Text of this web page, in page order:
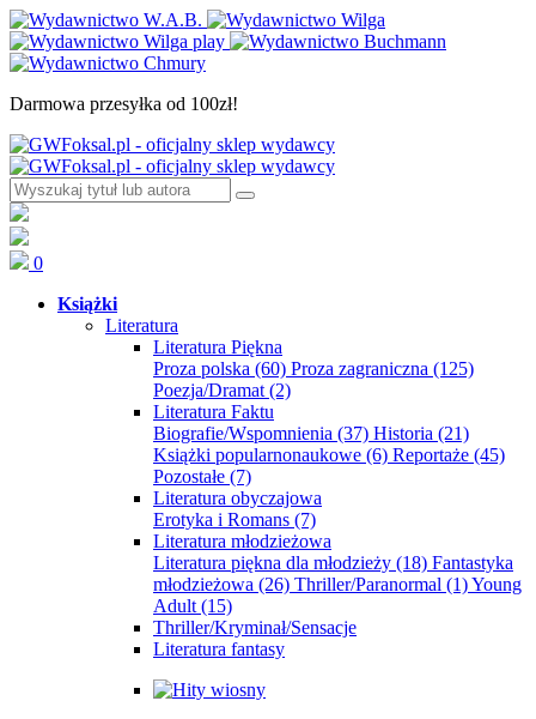
Darmowa przesyłka od 100zł!
0
Książki
Literatura
Literatura Piękna
Proza polska (60) Proza zagraniczna (125)
Poezja/Dramat (2)
Literatura Faktu
Biografie/Wspomnienia (37) Historia (21)
Książki popularnonaukowe (6) Reportaże (45)
Pozostałe (7)
Literatura obyczajowa
Erotyka i Romans (7)
Literatura młodzieżowa
Literatura piękna dla młodzieży (18) Fantastyka
młodzieżowa (26) Thriller/Paranormal (1)Young
Adult (15)
Thriller/Kryminał/Sensacje
Literatura fantasy